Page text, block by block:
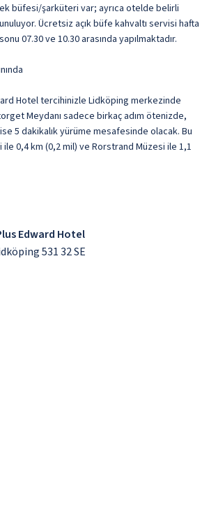
büfesi/şarküteri var; ayrıca otelde belirli
Ücretsiz açık büfe kahvaltı servisi hafta
07.30 ve 10.30 arasında yapılmaktadır.
Hotel tercihinizle Lidköping merkezinde
Meydanı sadece birkaç adım ötenizde,
5 dakikalık yürüme mesafesinde olacak. Bu
0,4 km (0,2 mil) ve Rorstrand Müzesi ile 1,1
Edward Hotel
531 32 SE